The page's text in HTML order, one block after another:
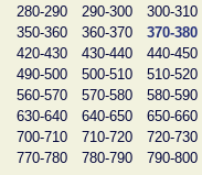
280-290
290-300 300-310
350-360
360-370 370-380
420-430
430-440 440-450
490-500
500-510 510-520
560-570
570-580 580-590
630-640
640-650 650-660
700-710
710-720 720-730
770-780
780-790 790-800